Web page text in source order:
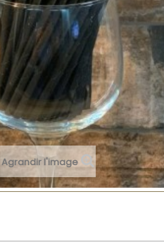
Agrandir l'image